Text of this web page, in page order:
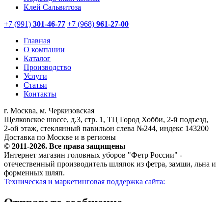
Клей Сальвитоза
+7 (991) 301-46-77 +7 (968) 961-27-00
Главная
О компании
Каталог
Производство
Услуги
Статьи
Контакты
г. Москва, м. Черкизовская
Щелковское шоссе, д.3, стр. 1, ТЦ Город Хобби, 2-й подъезд,
2-ой этаж, стеклянный павильон слева №244, индекс 143200
Доставка по Москве и в регионы
© 2011-2026. Все права защищены
Интернет магазин головных уборов "Фетр России" -
отечественный производитель шляпок из фетра, замши, льна и
форменных шляп.
Техническая и маркетинговая поддержка сайта: